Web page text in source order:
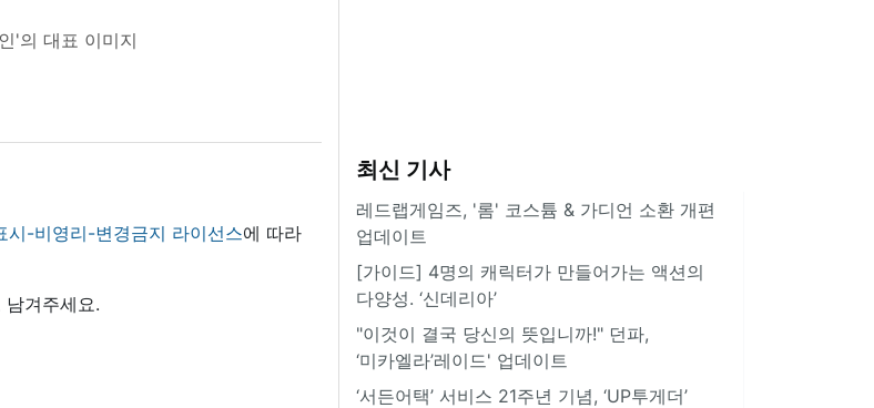
'의 대표 이미지
-비영리-변경금지 라이선스에 따라
겨주세요.
최신 기사
레드랩게임즈, '롬' 코스튬 & 가디언 소환 개편
업데이트
[가이드] 4명의 캐릭터가 만들어가는 액션의
다양성. ‘신데리아’
"이것이 결국 당신의 뜻입니까!" 던파,
‘미카엘라’레이드' 업데이트
‘서든어택’ 서비스 21주년 기념, ‘UP투게더’